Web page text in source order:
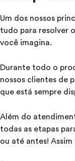
Um dos nossos
tudo para resolver
você imagina.
Durante todo o
nossos clientes de
que está sempre
Além do
todas as etapas
ou até antes!